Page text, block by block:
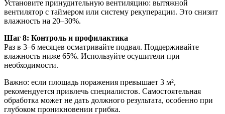
Установите принудительную вентиляцию: вытяжной
вентилятор с таймером или систему рекуперации. Это снизит
влажность на 20–30%.
Шаг 8: Контроль и профилактика
Раз в 3–6 месяцев осматривайте подвал. Поддерживайте
влажность ниже 65%. Используйте осушители при
необходимости.
Важно: если площадь поражения превышает 3 м²,
рекомендуется привлечь специалистов. Самостоятельная
обработка может не дать должного результата, особенно при
глубоком проникновении грибка.